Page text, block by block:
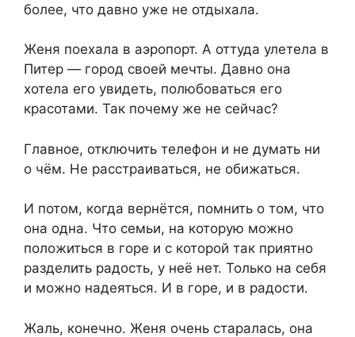
более, что давно уже не отдыхала.
Женя поехала в аэропорт. А оттуда улетела в
Питер — город своей мечты. Давно она
хотела его увидеть, полюбоваться его
красотами. Так почему же не сейчас?
Главное, отключить телефон и не думать ни
о чём. Не расстраиваться, не обижаться.
И потом, когда вернётся, помнить о том, что
она одна. Что семьи, на которую можно
положиться в горе и с которой так приятно
разделить радость, у неё нет. Только на себя
и можно надеяться. И в горе, и в радости.
Жаль, конечно. Женя очень старалась, она